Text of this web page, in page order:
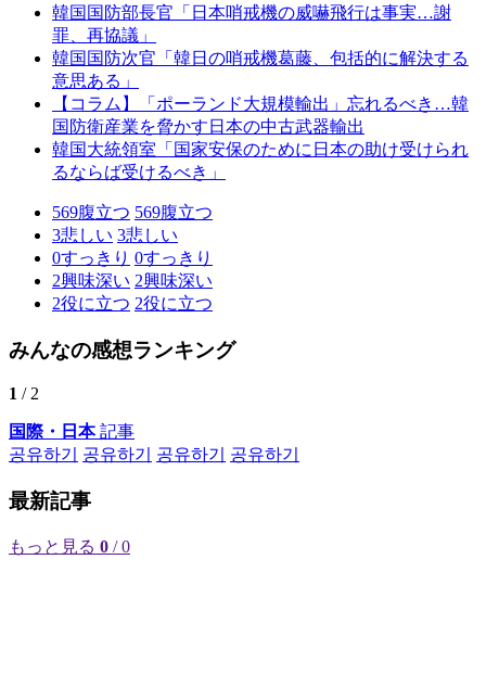
韓国国防部長官「日本哨戒機の威嚇飛行は事実…謝
罪、再協議」
韓国国防次官「韓日の哨戒機葛藤、包括的に解決する
意思ある」
【コラム】「ポーランド大規模輸出」忘れるべき…韓
国防衛産業を脅かす日本の中古武器輸出
韓国大統領室「国家安保のために日本の助け受けられ
るならば受けるべき」
569腹立つ 569腹立つ
3悲しい 3悲しい
0すっきり 0すっきり
2興味深い 2興味深い
2役に立つ 2役に立つ
みんなの感想ランキング
1 / 2
国際・日本記事
공유하기
공유하기 공유하기 공유하기
最新記事
もっと見る 0 / 0